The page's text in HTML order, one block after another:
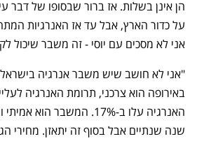
אני לא מסכים עם יוסי - זה משבר שיכול